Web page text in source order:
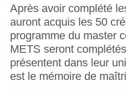
Après avoir complété
auront acquis les 50
programme du master
METS seront
présentent dans leur
est le mémoire de